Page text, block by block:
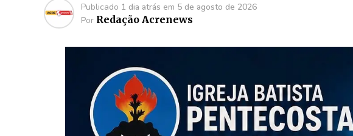
Publicado 1 dia atrás em 5 de agosto de 2026
Por Redação Acrenews